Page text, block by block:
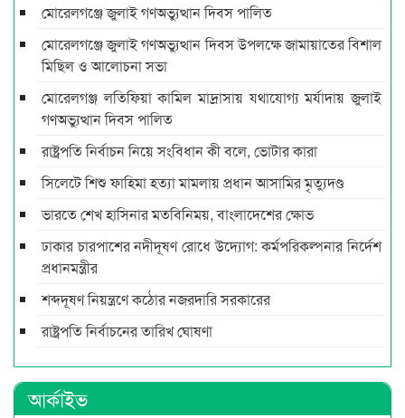
মোরেলগঞ্জে জুলাই গণঅভ্যুত্থান দিবস পালিত
মোরেলগঞ্জে জুলাই গণঅভ্যুত্থান দিবস উপলক্ষে জামায়াতের বিশাল
মিছিল ও আলোচনা সভা
মোরেলগঞ্জ লতিফিয়া কামিল মাদ্রাসায় যথাযোগ্য মর্যাদায় জুলাই
গণঅভ্যুত্থান দিবস পালিত
রাষ্ট্রপতি নির্বাচন নিয়ে সংবিধান কী বলে, ভোটার কারা
সিলেটে শিশু ফাহিমা হত্যা মামলায় প্রধান আসামির মৃত্যুদণ্ড
ভারতে শেখ হাসিনার মতবিনিময়, বাংলাদেশের ক্ষোভ
ঢাকার চারপাশের নদীদূষণ রোধে উদ্যোগ: কর্মপরিকল্পনার নির্দেশ
প্রধানমন্ত্রীর
শব্দদূষণ নিয়ন্ত্রণে কঠোর নজরদারি সরকারের
রাষ্ট্রপতি নির্বাচনের তারিখ ঘোষণা
আর্কাইভ